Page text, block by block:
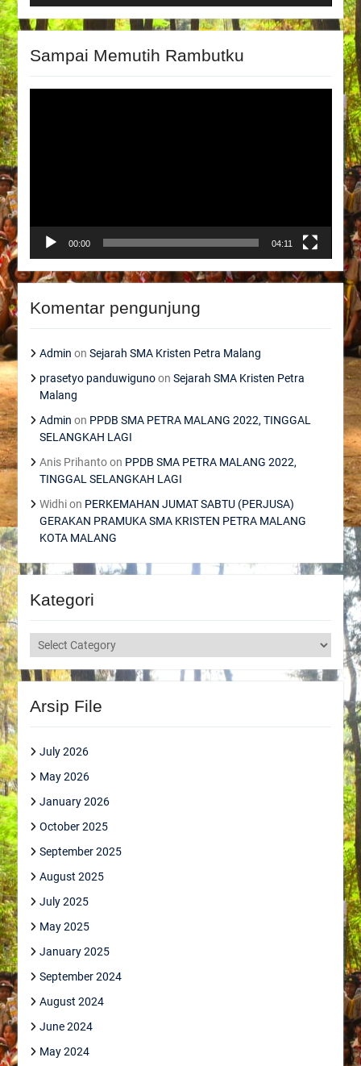
Sampai Memutih Rambutku
00:00 04:11
Komentar pengunjung
Admin on Sejarah SMA Kristen Petra Malang
prasetyo panduwigunoon Sejarah SMA Kristen Petra
Malang
Admin on PPDB SMA PETRA MALANG 2022, TINGGAL
SELANGKAH LAGI
Anis Prihantoon PPDB SMA PETRA MALANG 2022,
TINGGAL SELANGKAH LAGI
Widhion PERKEMAHAN JUMAT SABTU (PERJUSA)
GERAKAN PRAMUKA SMA KRISTEN PETRA MALANG
KOTA MALANG
Kategori
Kategori
Arsip File
July 2026
May 2026
January 2026
October 2025
September 2025
August 2025
July 2025
May 2025
January 2025
September 2024
August 2024
June 2024
May 2024